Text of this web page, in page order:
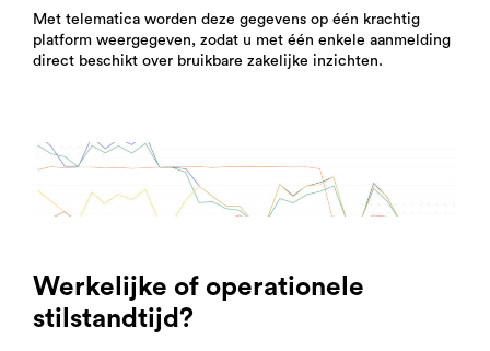
Met telematica worden deze gegevens op één krachtig
platform weergegeven, zodat u met één enkele aanmelding
direct beschikt over bruikbare zakelijke inzichten.
Werkelijke of operationele
stilstandtijd?